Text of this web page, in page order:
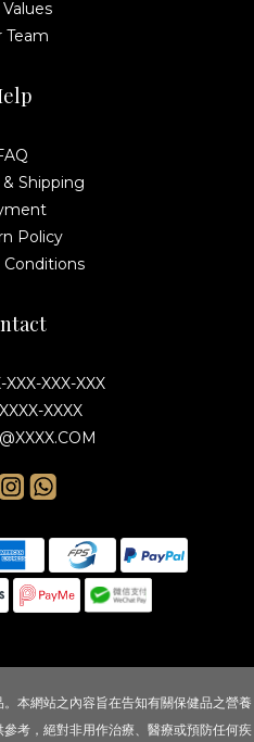
Team
Shipping
Policy
Conditions
XXX-XXX
XXXX
本網站之內容旨在告知有關保健品之營養
考，絕對非用作治療、醫療或預防任何疾